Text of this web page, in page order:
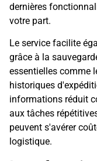
dernières
votre part.
Le service facilite
grâce à la
essentielles comme
historiques
informations réduit
aux tâches
peuvent s'avérer
logistique.